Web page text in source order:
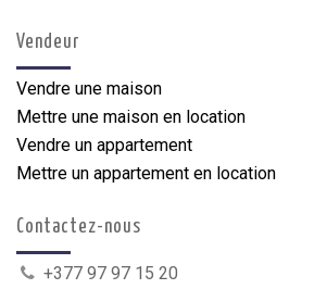
Vendeur
Vendre une maison
Mettre une maison en location
Vendre un appartement
Mettre un appartement en location
Contactez-nous
+377 97 97 15 20